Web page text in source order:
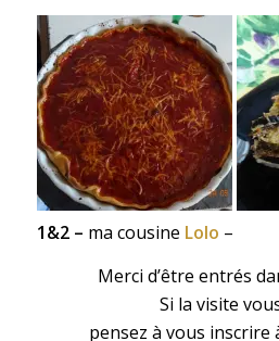
1&2 – ma cousine Lolo –
Merci d’être entrés
Si la visite
pensez à vous inscrire